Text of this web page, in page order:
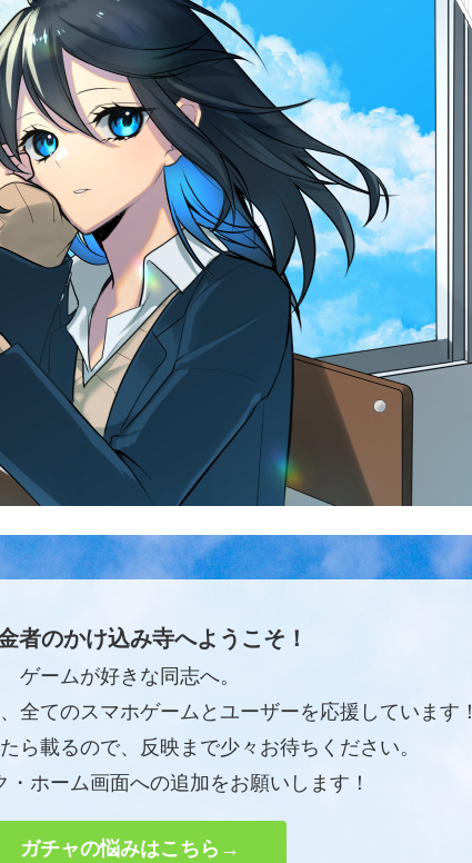
者のかけ込み寺へようこそ！
ゲームが好きな同志へ。
全てのスマホゲームとユーザーを応援しています！
ら載るので、反映まで少々お待ちください。
・ホーム画面への追加をお願いします！
ガチャの悩みはこちら→